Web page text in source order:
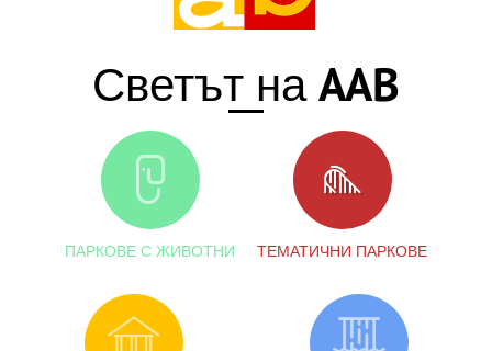
Светът наAAB
ПАРКОВЕ С ЖИВОТНИ ТЕМАТИЧНИ ПАРКОВЕ